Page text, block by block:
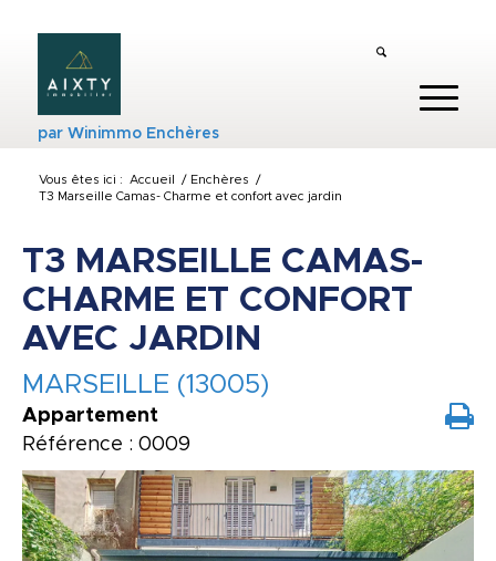
parWinimmo Enchères
Vous êtes ici : Accueil / Enchères
/
T3 Marseille Camas- Charme et confort avec jardin
T3 MARSEILLE CAMAS-
CHARME ET CONFORT
AVEC JARDIN
MARSEILLE (13005)
Appartement
Référence : 0009